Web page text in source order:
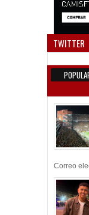
TWITTER
Correo